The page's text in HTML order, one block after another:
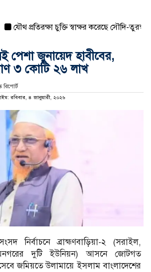
যৌথ প্রতিরক্ষা চুক্তি স্বাক্ষর করেছে সৌদি-তুরস্ক-
পেশা জুনায়েদ হাবীবের,
৩ কোটি ২৬ লাখ
রিপোর্ট
রবিবার, ৪ জানুয়ারী, ২০২৬
নির্বাচনে ব্রাহ্মণবাড়িয়া-২ (সরাইল,
দুটি ইউনিয়ন) আসনে জোটগত
জমিয়তে উলামায়ে ইসলাম বাংলাদেশের